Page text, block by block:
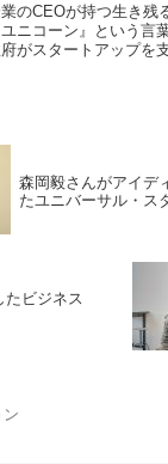
のCEOが持つ生き残
ユニコーン』という言
がスタートアップを
森岡毅さんがアイデ
たユニバーサル・ス
たビジネス
ン